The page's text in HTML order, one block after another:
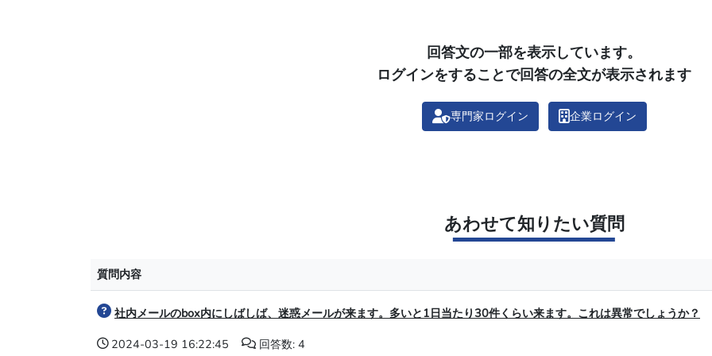
回答文の一部を表示しています。
ログインをすることで回答の全文が表示されます
専門家ログイン 企業ログイン
あわせて知りたい質問
質問内容
社内メールのbox内にしばしば、迷惑メールが来ます。多いと1日当たり30件くらい来ます。これは異常でしょうか？
2024-03-19 16:22:45
回答数: 4